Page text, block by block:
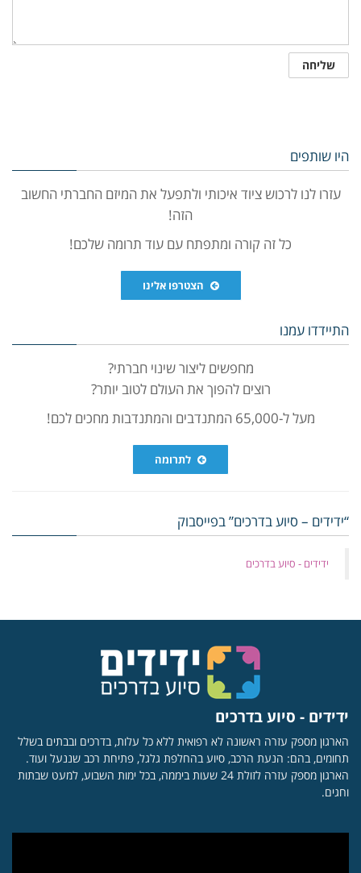
היו שותפים
עזרו לנו לרכוש ציוד איכותי ולתפעל את המיזם החברתי החשוב
הזה!
כל זה קורה ומתפתח עם עוד תרומה שלכם!
הצטרפו אלינו
התיידדו עמנו
מחפשים ליצור שינוי חברתי?
רוצים להפוך את העולם לטוב יותר?
מעל ל-65,000 המתנדבים והמתנדבות מחכים לכם!
לתרומה
“ידידים – סיוע בדרכים” בפייסבוק
‏ידידים - סיוע בדרכים
ידידים - סיוע בדרכים
הארגון מספק עזרה ראשונה לא רפואית ללא כל עלות, בדרכים ובבתים בשלל
תחומים, בהם: הנעת הרכב, סיוע בהחלפת גלגל, פתיחת רכב שננעל ועוד.
הארגון מספק עזרה לזולת 24 שעות ביממה, בכל ימות השבוע, למעט שבתות
וחגים.